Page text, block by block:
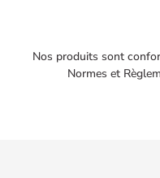
Nos produits sont
Normes et